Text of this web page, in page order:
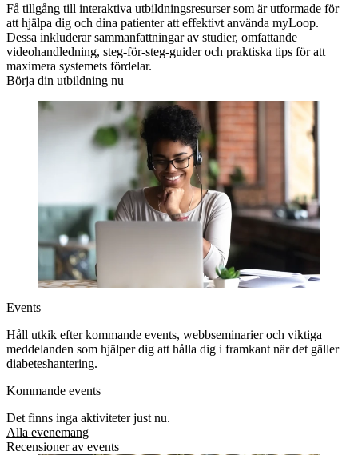
Få tillgång till interaktiva utbildningsresurser som är utformade för
att hjälpa dig och dina patienter att effektivt använda myLoop.
Dessa inkluderar sammanfattningar av studier, omfattande
videohandledning, steg-för-steg-guider och praktiska tips för att
maximera systemets fördelar.
Börja din utbildning nu
Events
Håll utkik efter kommande events, webbseminarier och viktiga
meddelanden som hjälper dig att hålla dig i framkant när det gäller
diabeteshantering.
Kommande events
Det finns inga aktiviteter just nu.
Alla evenemang
Recensioner av events